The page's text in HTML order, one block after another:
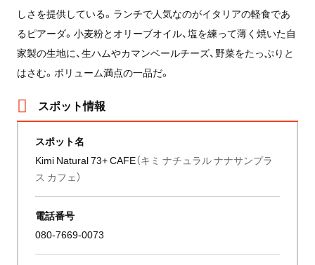
しさを提供している。ランチで人気なのがイタリアの軽食であ
るピアーダ。小麦粉とオリーブオイル、塩を練って薄く焼いた自
家製の生地に、生ハムやカマンベールチーズ、野菜をたっぷりと
はさむ。ボリューム満点の一品だ。
スポット情報
スポット名
Kimi Natural 73+ CAFE（キミ ナチュラル ナナサンプラ
ス カフェ）
電話番号
080-7669-0073